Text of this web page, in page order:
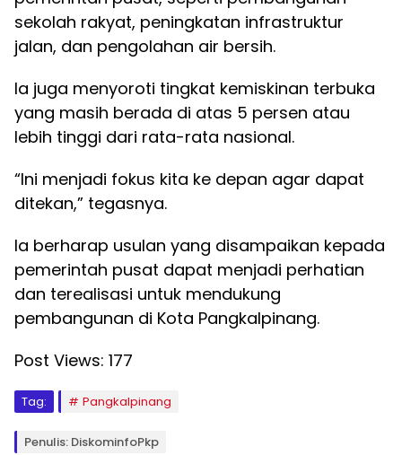
sekolah rakyat, peningkatan infrastruktur
jalan, dan pengolahan air bersih.
Ia juga menyoroti tingkat kemiskinan terbuka
yang masih berada di atas 5 persen atau
lebih tinggi dari rata-rata nasional.
“Ini menjadi fokus kita ke depan agar dapat
ditekan,” tegasnya.
Ia berharap usulan yang disampaikan kepada
pemerintah pusat dapat menjadi perhatian
dan terealisasi untuk mendukung
pembangunan di Kota Pangkalpinang.
Post Views: 177
Tag: Pangkalpinang
Penulis: DiskominfoPkp